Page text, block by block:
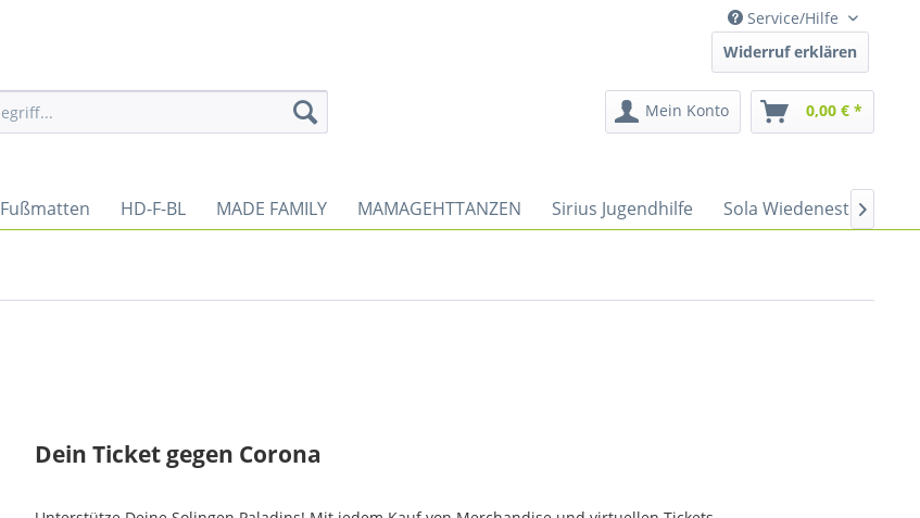
Service/Hilfe
Widerruf erklären
Mein Konto 0,00 € *
Fußmatten HD-F-BL MADE FAMILY MAMAGEHTTANZEN Sirius Jugendhilfe Sola Wiedenest 
Dein Ticket gegen Corona